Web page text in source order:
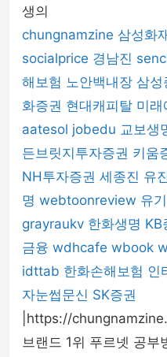
생의
chungnamzine 삼성화
socialprice 경남진
해보험 노안백내장 삼성
화증권 현대캐피탈 미래
aatesol jobedu 교보생
든브릿지투자증권 키움
NH투자증권 세종진 유
명 webtoonreview 유
grayraukv 한화생명 KB
금융 wdhcafe wbook
idttab 한화손해보험 인
자눈썹문신 SK증권
|https://
브랜드 1위 푸르넷 공부